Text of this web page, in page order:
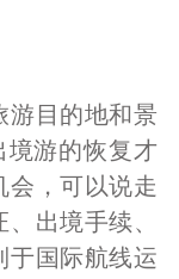
目的地和景
境游的恢复才
会，可以说走
出境手续、
于国际航线运